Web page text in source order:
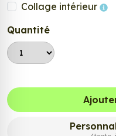
Collage intérieur
Quantité